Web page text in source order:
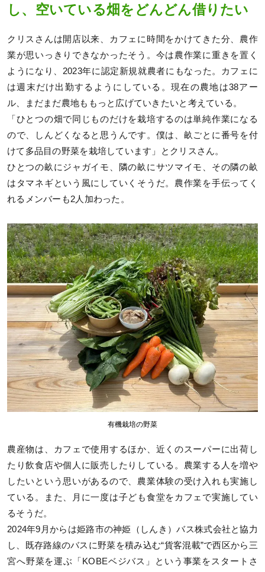
し、空いている畑をどんどん借りたい
クリスさんは開店以来、カフェに時間をかけてきた分、農作
業が思いっきりできなかったそう。今は農作業に重きを置く
ようになり、2023年に認定新規就農者にもなった。カフェに
は週末だけ出勤するようにしている。現在の農地は38アー
ル、まだまだ農地ももっと広げていきたいと考えている。
「ひとつの畑で同じものだけを栽培するのは単純作業になる
ので、しんどくなると思うんです。僕は、畝ごとに番号を付
けて多品目の野菜を栽培しています」とクリスさん。
ひとつの畝にジャガイモ、隣の畝にサツマイモ、その隣の畝
はタマネギという風にしていくそうだ。農作業を手伝ってく
れるメンバーも2人加わった。
有機栽培の野菜
農産物は、カフェで使用するほか、近くのスーパーに出荷し
たり飲食店や個人に販売したりしている。農業する人を増や
したいという思いがあるので、農業体験の受け入れも実施し
ている。また、月に一度は子ども食堂をカフェで実施してい
るそうだ。
2024年9月からは姫路市の神姫（しんき）バス株式会社と協力
し、既存路線のバスに野菜を積み込む“貨客混載”で西区から三
宮へ野菜を運ぶ「KOBEベジバス」という事業をスタートさ